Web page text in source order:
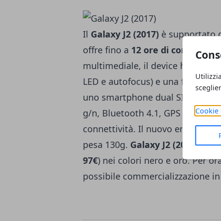
Cookie
Il Galaxy J2 (2017) è supportato
offre fino a 12 ore di
multimediale, il device ha una
LED e autofocus) e una
uno smartphone dual SIM che è
g/n, Bluetooth 4.1, GPS e jack
connettività. Il nuovo entry-level
pesa 130g. Galaxy J2 (2017)sarà
97€) nei colori nero e oro. Per
possibile commercializzazione